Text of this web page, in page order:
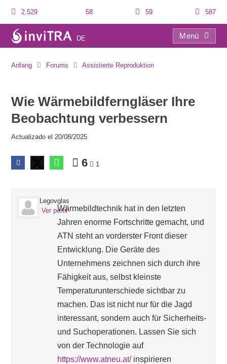
2.529 58 59 587
DE
Menü
Anfang Forums Assistierte Reproduktion
Wie Wärmebildferngläser Ihre
Beobachtung verbessern
Actualizado el 20/08/2025
6 1
Legovglas
Ver perfilWärmebildtechnik hat in den letzten
Jahren enorme Fortschritte gemacht, und
ATN steht an vorderster Front dieser
Entwicklung. Die Geräte des
Unternehmens zeichnen sich durch ihre
Fähigkeit aus, selbst kleinste
Temperaturunterschiede sichtbar zu
machen. Das ist nicht nur für die Jagd
interessant, sondern auch für Sicherheits-
und Suchoperationen. Lassen Sie sich
von der Technologie auf
https://www.atneu.at/inspirieren